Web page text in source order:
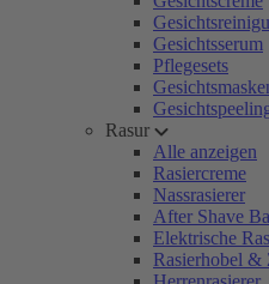
Gesichtsserum
Pflegesets
Rasur
Alle anzeigen
Rasiercreme
Nassrasierer
After Shave
Elektrische
Rasierhobel &